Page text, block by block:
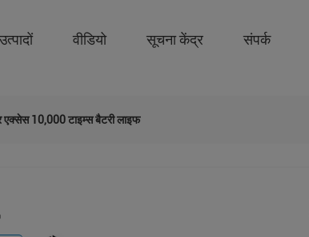
उत्पादों वीडियो सूचना केंद्र संपर्क
एक्सेस 10,000 टाइम्स बैटरी लाइफ